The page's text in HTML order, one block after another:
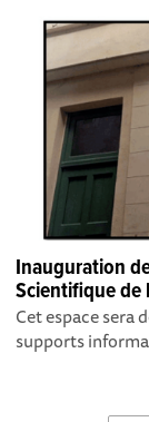
Inauguration
Scientifique de
Cet espace sera
supports